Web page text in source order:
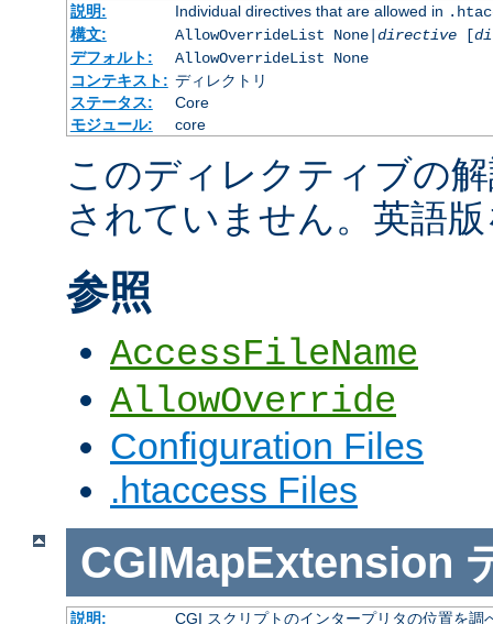
説明: Individual directives that are allowed in
構文:
AllowOverrideList None| directive[
デフォルト:
AllowOverrideList None
コンテキスト: ディレクトリ
ステータス:
Core
モジュール:
core
このディレクティブの
されていません。英語
参照
AccessFileName
AllowOverride
Configuration Files
.htaccess Files
CGIMapExtension
説明:
CGI スクリプトのインタープリタの位置を調